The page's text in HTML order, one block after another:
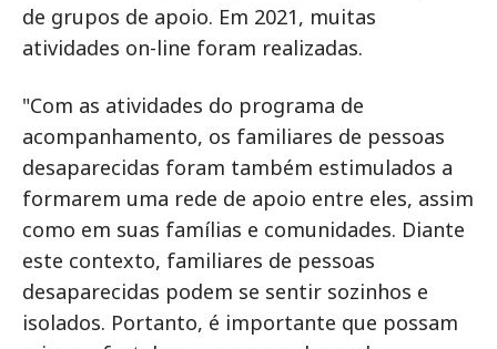
de grupos de apoio. Em 2021, muitas
atividades on-line foram realizadas.
"Com as atividades do programa de
acompanhamento, os familiares de pessoas
desaparecidas foram também estimulados a
formarem uma rede de apoio entre eles, assim
como em suas famílias e comunidades. Diante
este contexto, familiares de pessoas
desaparecidas podem se sentir sozinhos e
isolados. Portanto, é importante que possam